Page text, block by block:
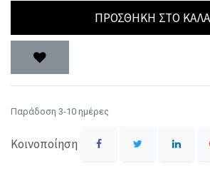
ΠΡΟΣΘΉΚΗ ΣΤΟ
Παράδοση 3-10 ημέρες
Κοινοποίηση